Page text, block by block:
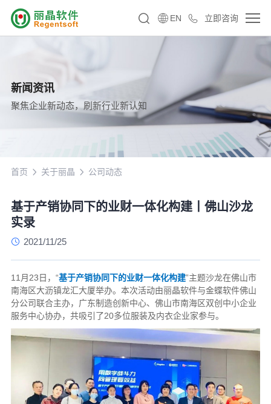
立即咨询
EN
新闻资讯
聚焦企业新动态，刷新行业新认知
首页 关于丽晶 公司动态
基于产销协同下的业财一体化构建丨佛山沙龙
实录
2021/11/25
11月23日，“基于产销协同下的业财一体化构建”主题沙龙在佛山市
南海区大沥镇龙汇大厦举办。本次活动由丽晶软件与金蝶软件佛山
分公司联合主办，广东制造创新中心、佛山市南海区双创中小企业
服务中心协办，共吸引了20多位服装及内衣企业家参与。